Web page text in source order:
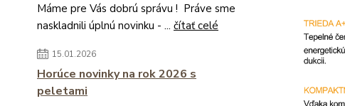
Máme pre Vás dobrú správu ! Práve sme
naskladnili úplnú novinku - ... čítať celé
15.01.2026
Horúce novinky na rok 2026 s
peletami